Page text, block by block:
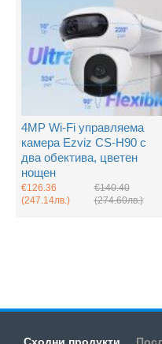
4MP Wi-Fi управляема
камера Ezviz CS-H90 с
два обектива, цветен
нощен
€126.36
(247.14лв.)
€140.40
(274.60лв.)